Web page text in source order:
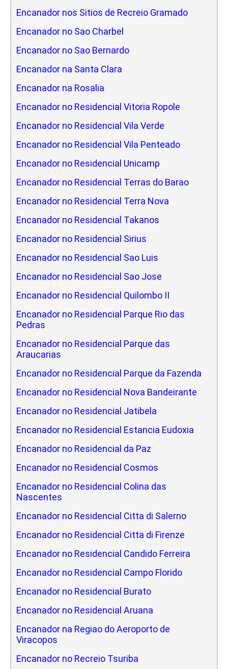
Encanador nos Sitios de Recreio Gramado
Encanador no Sao Charbel
Encanador no Sao Bernardo
Encanador na Santa Clara
Encanador na Rosalia
Encanador no Residencial Vitoria Ropole
Encanador no Residencial Vila Verde
Encanador no Residencial Vila Penteado
Encanador no Residencial Unicamp
Encanador no Residencial Terras do Barao
Encanador no Residencial Terra Nova
Encanador no Residencial Takanos
Encanador no Residencial Sirius
Encanador no Residencial Sao Luis
Encanador no Residencial Sao Jose
Encanador no Residencial Quilombo II
Encanador no Residencial Parque Rio das
Pedras
Encanador no Residencial Parque das
Araucarias
Encanador no Residencial Parque da Fazenda
Encanador no Residencial Nova Bandeirante
Encanador no Residencial Jatibela
Encanador no Residencial Estancia Eudoxia
Encanador no Residencial da Paz
Encanador no Residencial Cosmos
Encanador no Residencial Colina das
Nascentes
Encanador no Residencial Citta di Salerno
Encanador no Residencial Citta di Firenze
Encanador no Residencial Candido Ferreira
Encanador no Residencial Campo Florido
Encanador no Residencial Burato
Encanador no Residencial Aruana
Encanador na Regiao do Aeroporto de
Viracopos
Encanador no Recreio Tsuriba